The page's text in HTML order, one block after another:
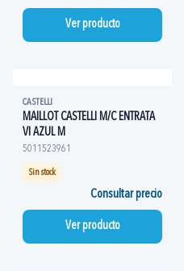
Ver producto
CASTELLI
MAILLOT CASTELLI M/C ENTRATA
VI AZUL M
5011523961
Sin stock
Consultar precio
Ver producto